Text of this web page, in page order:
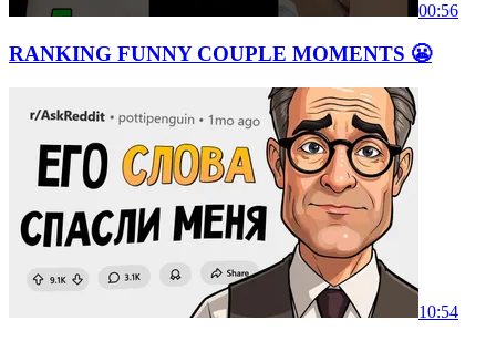
00:56
RANKING FUNNY COUPLE MOMENTS 😬
10:54